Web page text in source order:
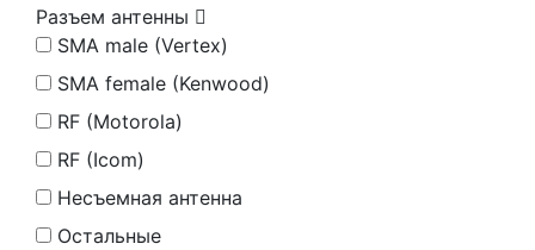
Разъем антенны
SMA male (Vertex)
SMA female (Kenwood)
RF (Motorola)
RF (Icom)
Несъемная антенна
Остальные